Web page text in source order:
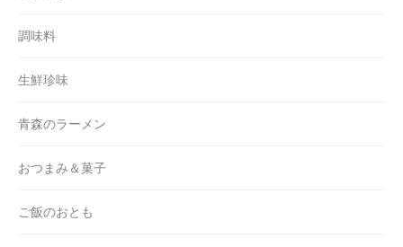
調味料
生鮮珍味
青森のラーメン
おつまみ＆菓子
ご飯のおとも